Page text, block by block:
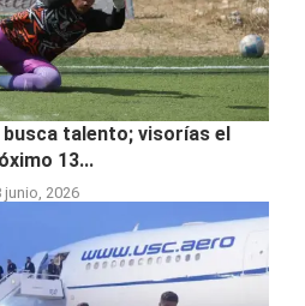
busca talento; visorías el
13...
junio, 2026